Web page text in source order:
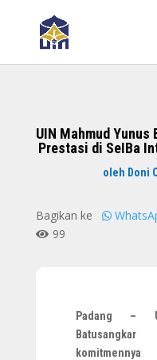
UIN Mahmud
Prestasi di SeIBa
oleh Doni
Bagikan ke
99
Padang –
Batusangkar